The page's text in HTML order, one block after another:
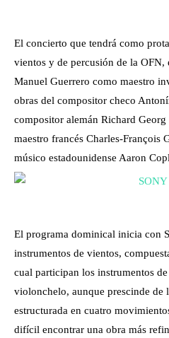
El concierto que tendrá como
vientos y de percusión de la OFN,
Manuel Guerrero como maestro
obras del compositor checo
compositor alemán Richard
maestro francés Charles-François
músico estadounidense Aaron
El programa dominical inicia con
instrumentos de vientos,
cual participan los instrumentos
violonchelo, aunque prescinde de
estructurada en cuatro
difícil encontrar una obra más